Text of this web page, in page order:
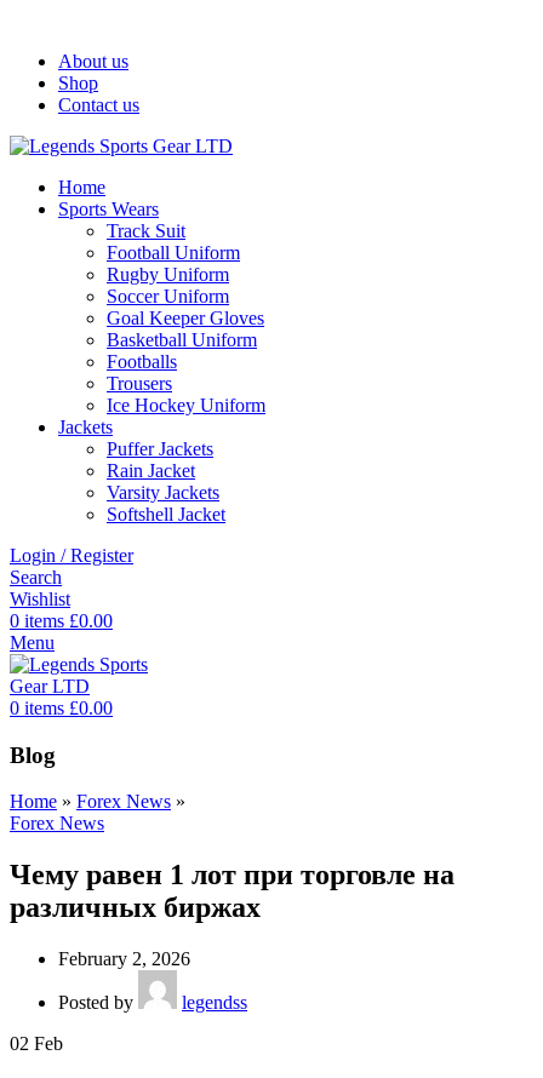
About us
Shop
Contact us
Home
Sports Wears
Track Suit
Football Uniform
Rugby Uniform
Soccer Uniform
Goal Keeper Gloves
Basketball Uniform
Footballs
Trousers
Ice Hockey Uniform
Jackets
Puffer Jackets
Rain Jacket
Varsity Jackets
Softshell Jacket
Login / Register
Search
Wishlist
0 items £0.00
Menu
0 items £0.00
Blog
Home » Forex News »
Forex News
Чему равен 1 лот при торговле на
различных биржах
February 2, 2026
Posted by
legendss
02 Feb